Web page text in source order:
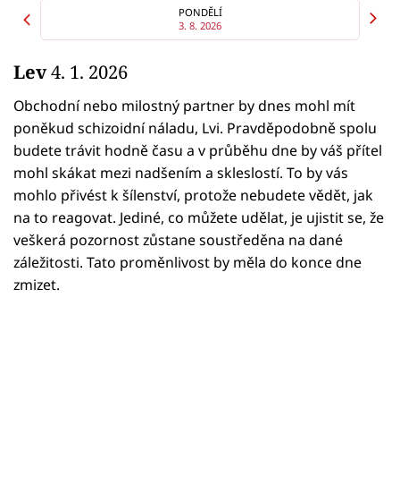
Seriály
Horoskopy
Sledujte prima+
Filmový festival Karlovy Vary
Pořady
Mámy sobě
PONDĚLÍ
3. 8. 2026
Lev4. 1. 2026
Obchodní nebo milostný partner by dnes mohl mít
poněkud schizoidní náladu, Lvi. Pravděpodobně spolu
budete trávit hodně času a v průběhu dne by váš přítel
mohl skákat mezi nadšením a skleslostí. To by vás
mohlo přivést k šílenství, protože nebudete vědět, jak
na to reagovat. Jediné, co můžete udělat, je ujistit se, že
veškerá pozornost zůstane soustředěna na dané
záležitosti. Tato proměnlivost by měla do konce dne
zmizet.